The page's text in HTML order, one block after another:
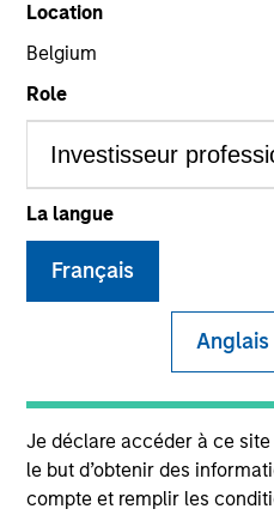
Location
Belgium
Role
La langue
Français
Anglais
Je déclare accéder à ce
le but d’obtenir des
compte et remplir les
Years
TEAM
Alex Clementi is a portfolio
decisions, portfolio
management for the team's
high yield strategies. Alex
a credit analyst covering